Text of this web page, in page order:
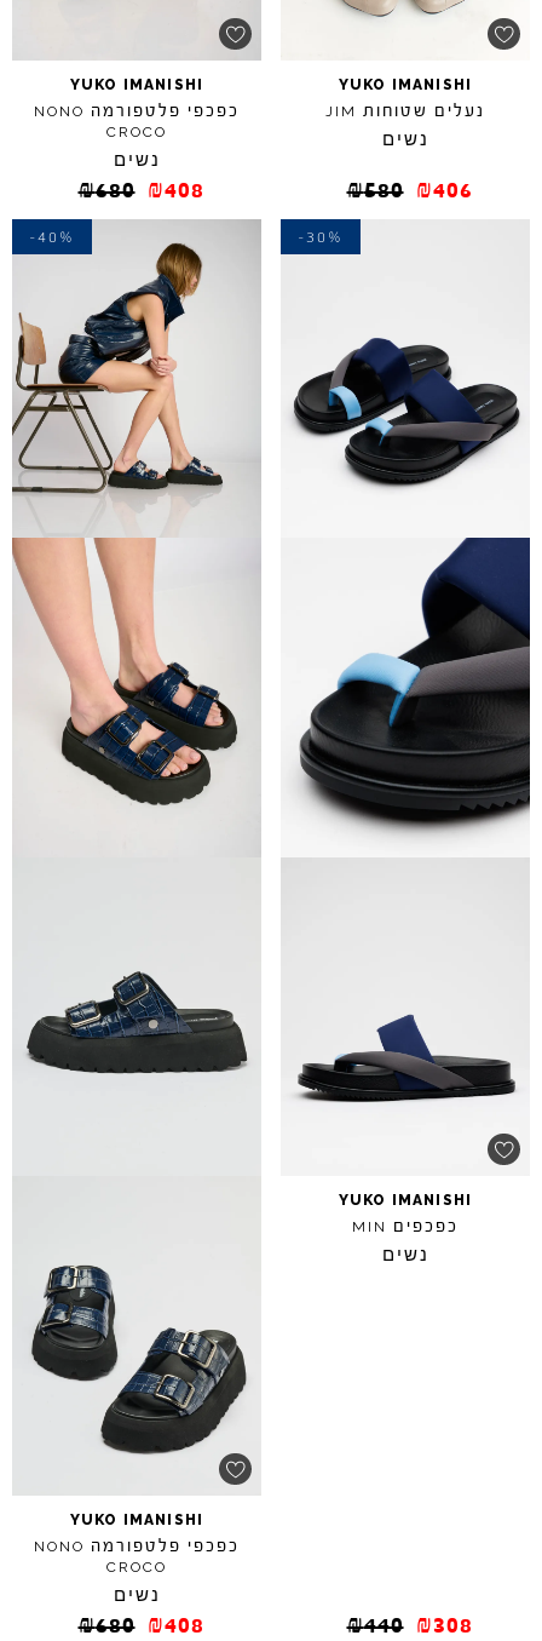
YUKO IMANISHI
נעלים שטוחות JIM
נשים
₪580 ₪406
YUKO IMANISHI
כפכפי פלטפורמה NONO
CROCO
נשים
₪680 ₪408
-30%
YUKO IMANISHI
כפכפים MIN
נשים
₪440 ₪308
-40%
YUKO IMANISHI
כפכפי פלטפורמה NONO
CROCO
נשים
₪680 ₪408